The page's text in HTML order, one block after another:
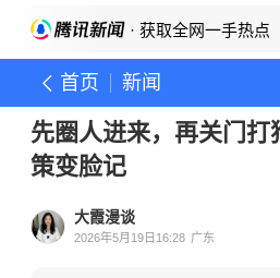
· 获取全网一手热点
首页 新闻
先圈人进来，再关门打
策变脸记
大霞漫谈
2026年5月19日16:28 广东